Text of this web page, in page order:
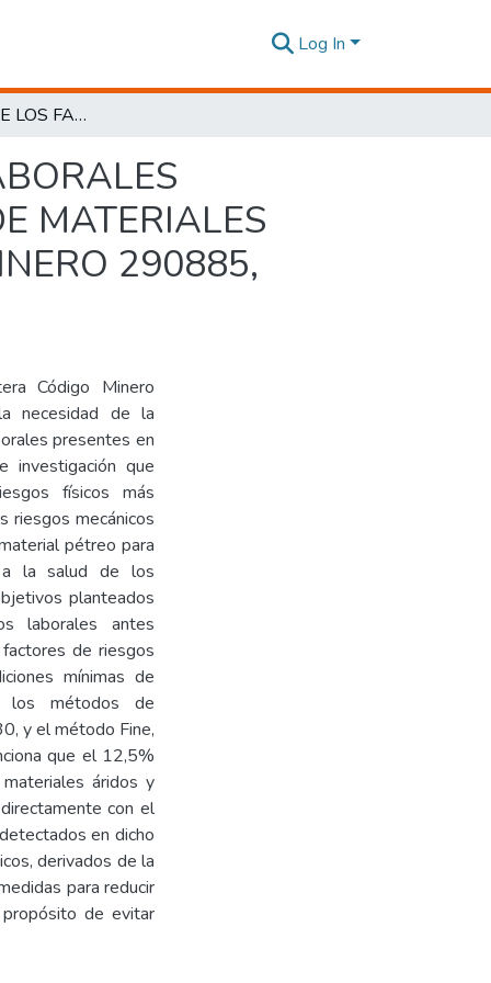
Log In
EVALUACIÓN DE LOS FACTORES DE RIESGOS LABORALES PRESENTES EN EL PROCESO DE PRODUCCIÓN DE MATERIALES ÁRIDOS Y PÉTREOS EN LA CANTERA CÓDIGO MINERO 290885, UBICADO EN EL CANTÓN LATACUNGA
MATERIALES
290885,
Código Minero
necesidad de la
presentes en
investigación que
físicos más
riesgos mecánicos
pétreo para
a la salud de los
planteados
laborales antes
de riesgos
mínimas de
los métodos de
y el método Fine,
que el 12,5%
áridos y
con el
en dicho
derivados de la
para reducir
de evitar